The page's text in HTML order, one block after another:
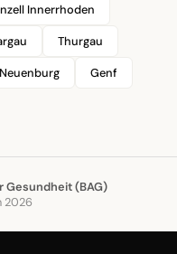
Innerrhoden
Thurgau
Neuenburg Genf
Gesundheit (BAG)
2026